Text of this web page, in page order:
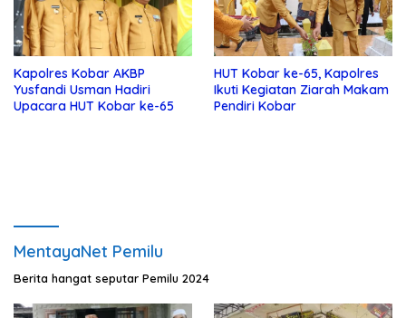
Kapolres Kobar AKBP
Yusfandi Usman Hadiri
Upacara HUT Kobar ke-65
HUT Kobar ke-65, Kapolres
Ikuti Kegiatan Ziarah Makam
Pendiri Kobar
MentayaNet Pemilu
Berita hangat seputar Pemilu 2024